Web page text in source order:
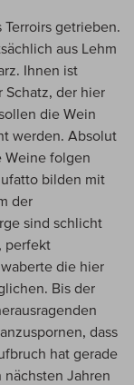
getrieben.
aus Lehm
Ihnen ist
Schatz, der hier
die Wein
werden. Absolut
Weine folgen
bilden mit
der
sind schlicht
perfekt
die hier
Bis der
dass
hat gerade
Jahren